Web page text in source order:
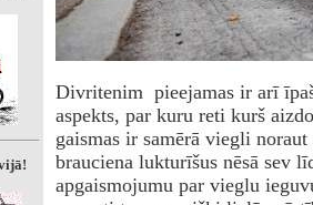
‌Divritenim pieejamas ir arī
aspekts, par kuru reti kurš
gaismas ir samērā viegli
brauciena lukturīšus nēsā sev
apgaismojumu par vieglu